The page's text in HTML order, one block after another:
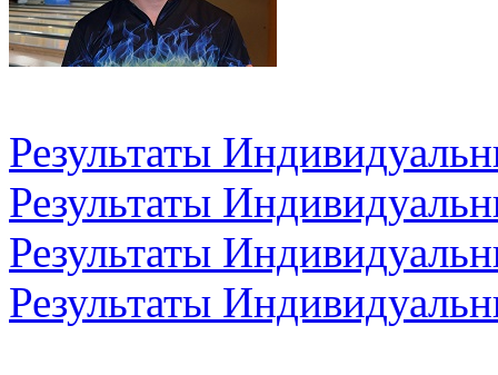
Результаты
Результаты
Результаты
Результаты